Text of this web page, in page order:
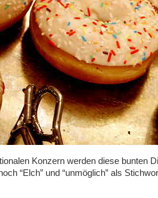
Konzern werden diese bunten
“Elch” und “unmöglich” als